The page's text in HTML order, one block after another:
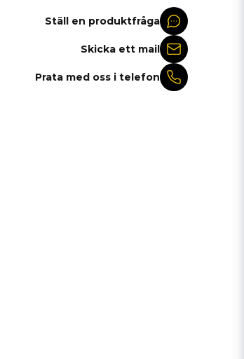
Ställ en produktfråga
Skicka ett mail
Prata med oss i telefon